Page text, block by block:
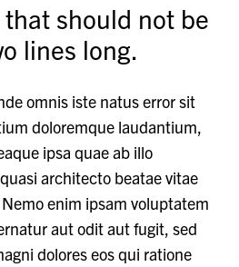
should not be
lines long.
omnis iste natus error sit
doloremque laudantium,
ipsa quae ab illo
architecto beatae vitae
enim ipsam voluptatem
aut odit aut fugit, sed
dolores eos qui ratione